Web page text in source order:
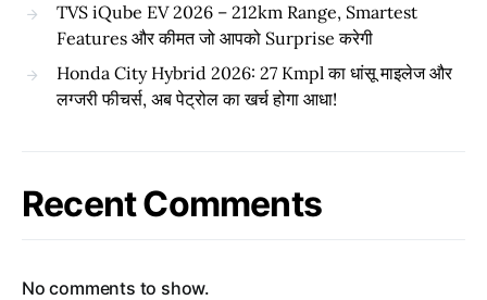
TVS iQube EV 2026 – 212km Range, Smartest
Features और कीमत जो आपको Surprise करेगी
Honda City Hybrid 2026: 27 Kmpl का धांसू माइलेज और
लग्जरी फीचर्स, अब पेट्रोल का खर्च होगा आधा!
Recent Comments
No comments to show.